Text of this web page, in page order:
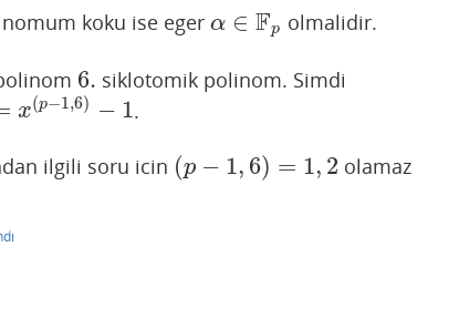
koku ise eger α ∈ Fp
α∈F p olmalidir.
6.
6. siklotomik polinom. Simdi
x(p−1,6) − 1.
ilgili soru icin (p − 1, 6) = 1, 2
(p− 1,6)= 1,2
olamaz